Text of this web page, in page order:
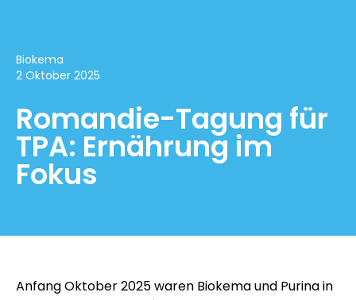
Biokema
2 Oktober 2025
Romandie-Tagung für
TPA: Ernährung im
Fokus
Anfang Oktober 2025 waren Biokema und Purina in